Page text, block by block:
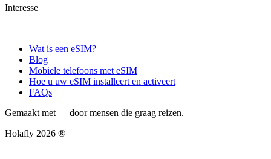
Interesse
Wat is een eSIM?
Blog
Mobiele telefoons met eSIM
Hoe u uw eSIM installeert en activeert
FAQs
Gemaakt met
door mensen die graag reizen.
Holafly 2026 ®